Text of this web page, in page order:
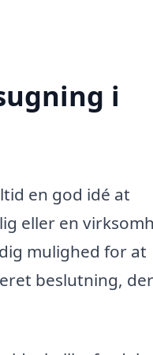
i
en god idé at
eller en
mulighed for at
beslutning, der